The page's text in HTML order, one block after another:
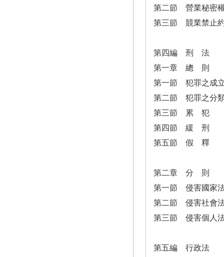
第二節 營業秘密
第三節 競業禁止
第四編 刑 法
第一章 總 則
第一節 犯罪之成
第二節 犯罪之分
第三節 累 犯
第四節 緩 刑
第五節 假 釋
第二章 分 則
第一節 侵害國家
第二節 侵害社會
第三節 侵害個人
第五編 行政法